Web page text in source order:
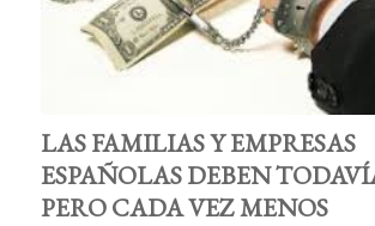
LAS FAMILIAS Y EMPRESAS
ESPAÑOLAS DEBEN
PERO CADA VEZ MENOS